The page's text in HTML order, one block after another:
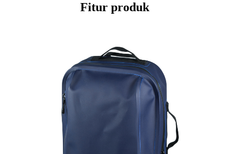
Fitur produk